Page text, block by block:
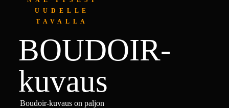
UUDELLE
TAVALLA
BOUDOIR-
kuvaus
Boudoir-kuvaus on paljon